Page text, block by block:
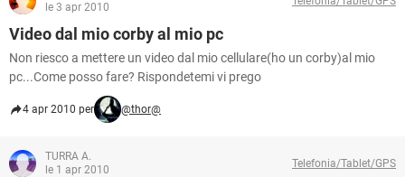
TIKTOK
HARDWARE
le 3 apr 2010
Video dal mio corby al mio pc
Non riesco a mettere un video dal mio cellulare(ho un corby)al mio
pc...Come posso fare? Rispondetemi vi prego
4 apr 2010 per @thor@
TURRA A.
le 1 apr 2010
Telefonia/Tablet/GPS